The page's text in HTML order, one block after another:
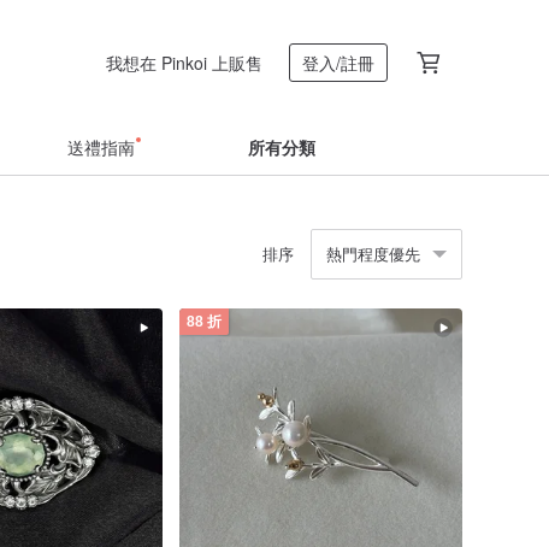
我想在 Pinkoi 上販售 登入/註冊
送禮指南 所有分類
排序 熱門程度優先
88 折